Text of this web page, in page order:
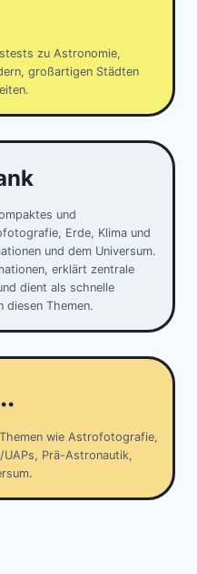
zu Astronomie,
großartigen Städten
und
Erde, Klima und
und dem Universum.
erklärt zentrale
dient als schnelle
diesen Themen.
wie Astrofotografie,
UAPs, Prä-Astronautik,